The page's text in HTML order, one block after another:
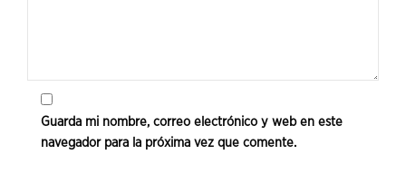
Guarda mi nombre, correo electrónico y web en este
navegador para la próxima vez que comente.